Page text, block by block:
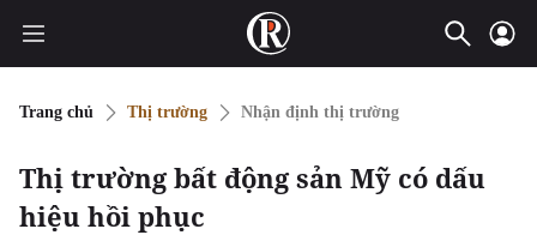
Trang chủ Thị trường Nhận định thị trường
Thị trường bất động sản Mỹ có dấu
hiệu hồi phục